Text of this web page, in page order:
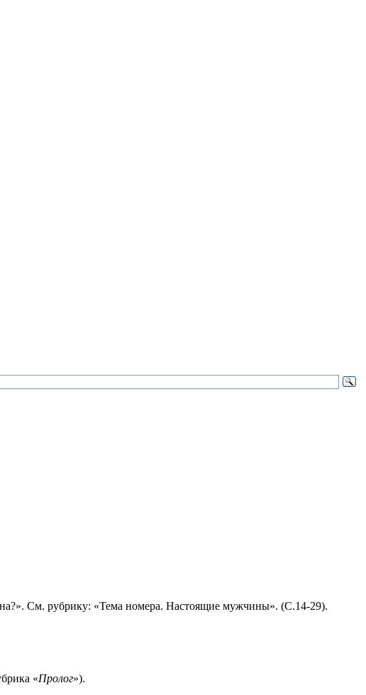
См. рубрику: «Тема номера. Настоящие мужчины». (С.14-29).
«Пролог»).